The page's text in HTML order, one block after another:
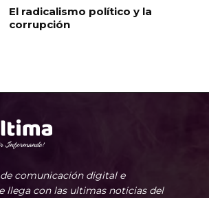
El radicalismo político y la
corrupción
comunicación digital e
llega con las ultimas noticias del